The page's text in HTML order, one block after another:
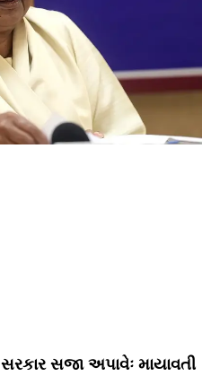
સજા અપાવેઃ માયાવતી